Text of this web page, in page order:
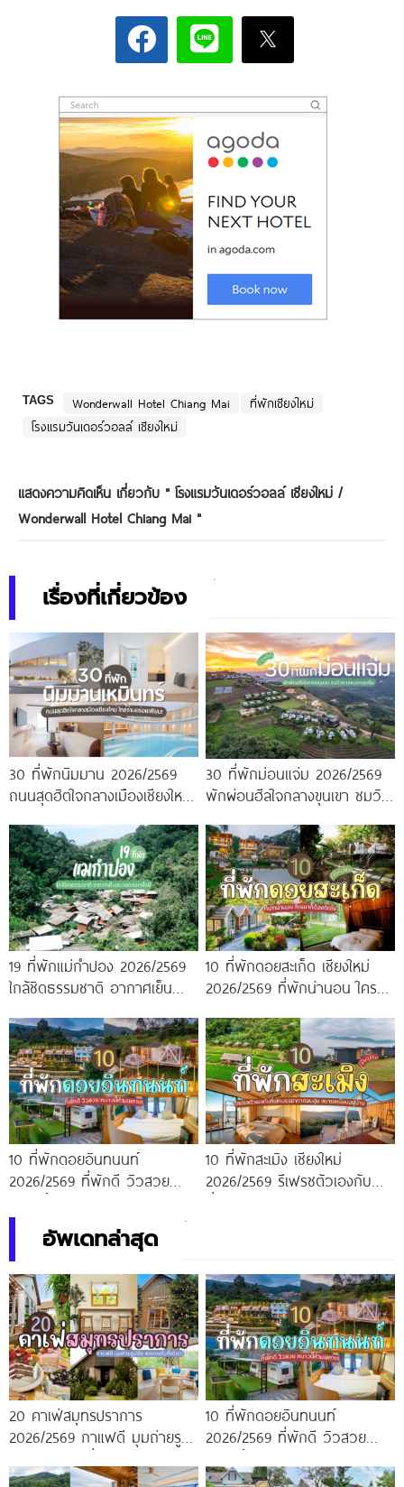
TAGS Wonderwall Hotel Chiang Mai
ที่พักเชียงใหม่
โรงแรมวันเดอร์วอลล์ เชียงใหม่
แสดงความคิดเห็น เกี่ยวกับ " โรงแรมวันเดอร์วอลล์ เชียงใหม่ /
Wonderwall Hotel Chiang Mai "
เรื่องที่เกี่ยวข้อง
30 ที่พักนิมมาน 2026/2569
ถนนสุดฮิตใจกลางเมืองเชียงใหม่
30 ที่พักม่อนแจ่ม 2026/2569
พักผ่อนฮีลใจกลางขุนเขา ชมวิว
19 ที่พักแม่กำปอง 2026/2569
ใกล้ชิดธรรมชาติ อากาศเย็น
10 ที่พักดอยสะเก็ด เชียงใหม่
2026/2569 ที่พักน่านอน ใครมา
10 ที่พักดอยอินทนนท์
2026/2569 ที่พักดี วิวสวย
10 ที่พักสะเมิง เชียงใหม่
2026/2569 รีเฟรชตัวเองกับ
อัพเดทล่าสุด
20 คาเฟ่สมุทรปราการ
2026/2569 กาแฟดี มุมถ่ายรูป
10 ที่พักดอยอินทนนท์
2026/2569 ที่พักดี วิวสวย